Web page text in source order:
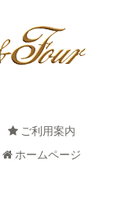
ご利用案内
ホームページ